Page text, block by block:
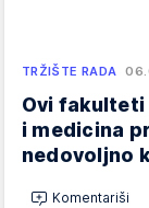
TRŽIŠTE RADA
Ovi fakulteti
i medicina
nedovoljno
Komentariši